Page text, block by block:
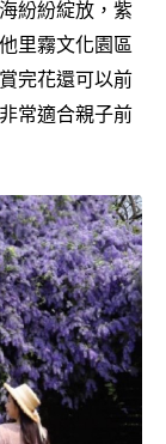
紛紛綻放，紫
里霧文化園區
完花還可以前
常適合親子前